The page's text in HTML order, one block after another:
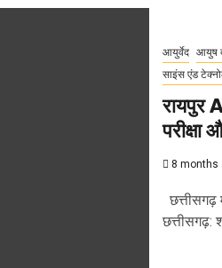
आयुर्वेद आयुष
साइंस एंड
रायपुर
परीक्षा
8 months
छत्तीसगढ़: